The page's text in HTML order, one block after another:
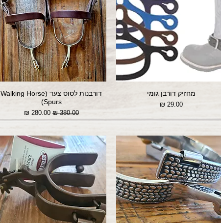
מחזיק דורבן גומי
מחיר‏29.00 ‏₪
דורבנות לסוס צעד (Walking Horse
Spurs)
מחיר רגיל‏380.00 ‏₪ מחיר מבצע‏280.00 ‏₪